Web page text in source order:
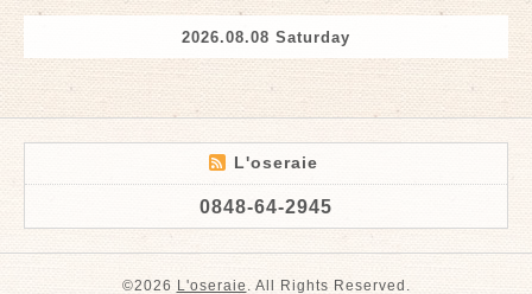
2026.08.08 Saturday
L'oseraie
0848-64-2945
©2026 L'oseraie . All Rights Reserved.